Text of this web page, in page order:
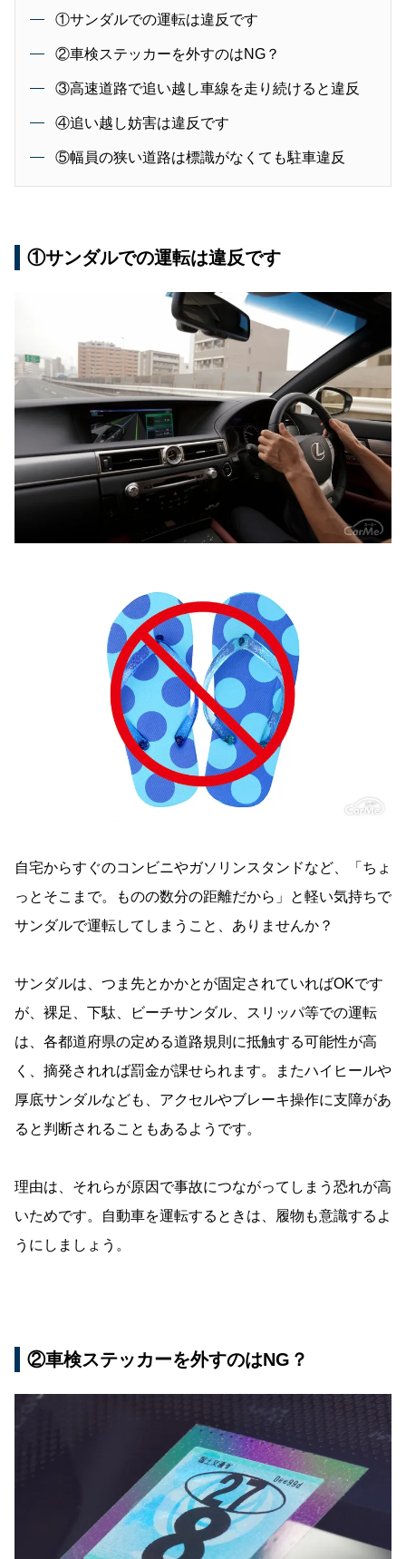
①サンダルでの運転は違反です
②車検ステッカーを外すのはNG？
③高速道路で追い越し車線を走り続けると違反
④追い越し妨害は違反です
⑤幅員の狭い道路は標識がなくても駐車違反
①サンダルでの運転は違反です
自宅からすぐのコンビニやガソリンスタンドなど、「ちょ
っとそこまで。ものの数分の距離だから」と軽い気持ちで
サンダルで運転してしまうこと、ありませんか？
サンダルは、つま先とかかとが固定されていればOKです
が、裸足、下駄、ビーチサンダル、スリッパ等での運転
は、各都道府県の定める道路規則に抵触する可能性が高
く、摘発されれば罰金が課せられます。またハイヒールや
厚底サンダルなども、アクセルやブレーキ操作に支障があ
ると判断されることもあるようです。
理由は、それらが原因で事故につながってしまう恐れが高
いためです。自動車を運転するときは、履物も意識するよ
うにしましょう。
②車検ステッカーを外すのはNG？